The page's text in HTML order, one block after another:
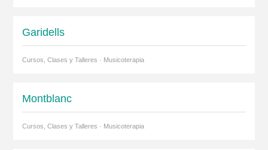
Garidells
Cursos, Clases y Talleres · Musicoterapia
Montblanc
Cursos, Clases y Talleres · Musicoterapia